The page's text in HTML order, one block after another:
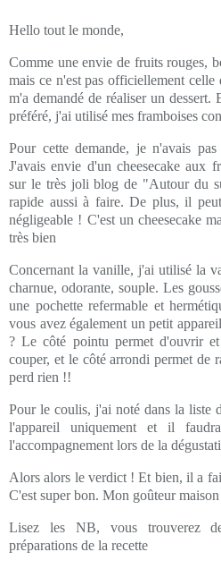
Hello tout le monde,
Comme une envie de fruits rouges,
mais ce n'est pas officiellement celle
m'a demandé de réaliser un
préféré, j'ai utilisé mes framboises
Pour cette demande, je n'avais
J'avais envie d'un cheesecake aux
sur le très joli blog de "Autour du
rapide aussi à faire. De plus, il
négligeable ! C'est un cheesecake
très bien
Concernant la vanille, j'ai utilisé la
charnue, odorante, souple. Les
une pochette refermable et
vous avez également un petit
? Le côté pointu permet d'ouvrir
couper, et le côté arrondi permet de
perd rien !!
Pour le coulis, j'ai noté dans la liste
l'appareil uniquement et il
l'accompagnement lors de la
Alors alors le verdict ! Et bien, il a
C'est super bon. Mon goûteur
Lisez les NB, vous trouverez
préparations de la recette